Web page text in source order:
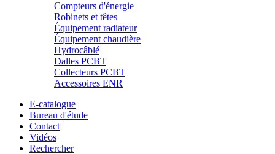
Compteurs d'énergie
Robinets et têtes
Équipement radiateur
Équipement chaudière
Hydrocâblé
Dalles PCBT
Collecteurs PCBT
Accessoires ENR
E-catalogue
Bureau d'étude
Contact
Vidéos
Rechercher